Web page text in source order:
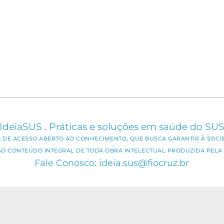
. Práticas e soluções em saúde do SUS
ACESSO ABERTO AO CONHECIMENTO, QUE BUSCA GARANTIR À
CONTEÚDO INTEGRAL DE TODA OBRA INTELECTUAL PRODUZIDA
Fale Conosco: ideia.sus@fiocruz.br